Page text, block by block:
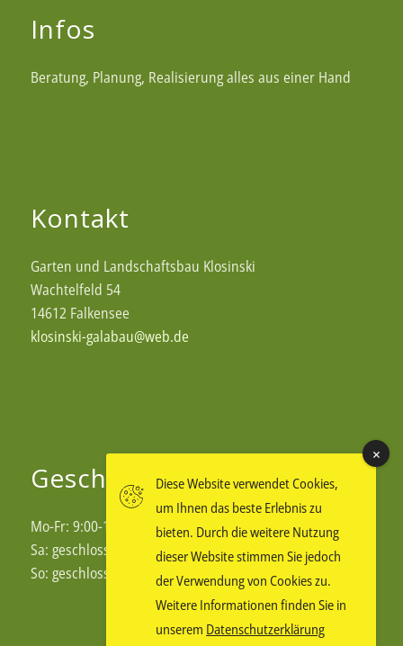
Infos
Beratung, Planung, Realisierung alles aus einer Hand
Kontakt
Garten und Landschaftsbau Klosinski
Wachtelfeld 54
14612 Falkensee
klosinski-galabau@web.de
Geschäftszeiten
Mo-Fr: 9:00-17:00
Sa: geschlossen
So: geschlossen
Diese Website verwendet Cookies,
um Ihnen das beste Erlebnis zu
bieten. Durch die weitere Nutzung
dieser Website stimmen Sie jedoch
der Verwendung von Cookies zu.
Weitere Informationen finden Sie in
unserem Datenschutzerklärung